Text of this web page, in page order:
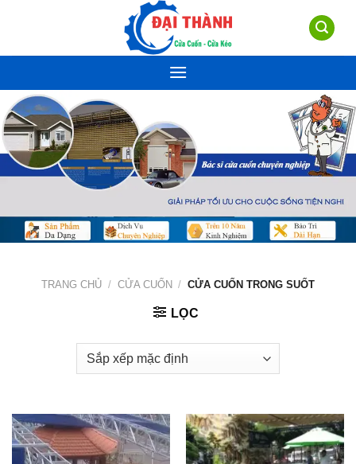
TRANG CHỦ / CỬA CUỐN / CỬA CUỐN TRONG SUỐT
LỌC